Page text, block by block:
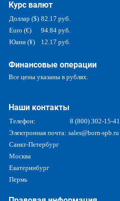
Курс валют
Доллар ($) 82.17 руб.
Euro (€)
94.84 руб.
Юани (¥)
12.17 руб.
Финансовые операции
Все цены указаны в рублях.
Наши контакты
Телефон:
8 (800) 302-15-41
Электронная почта: sales@born-spb.ru
Санкт-Петербург
Москва
Екатеринбург
Пермь